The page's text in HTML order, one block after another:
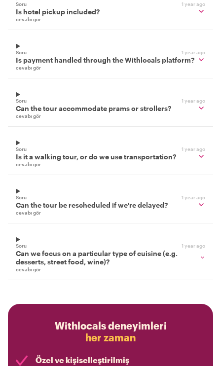
Soru 1 year ago
Is hotel pickup included?
cevabı gör
Soru 1 year ago
Is payment handled through the Withlocals platform?
cevabı gör
Soru 1 year ago
Can the tour accommodate prams or strollers?
cevabı gör
Soru 1 year ago
Is it a walking tour, or do we use transportation?
cevabı gör
Soru 1 year ago
Can the tour be rescheduled if we're delayed?
cevabı gör
Soru 1 year ago
Can we focus on a particular type of cuisine (e.g.
desserts, street food, wine)?
cevabı gör
Withlocals deneyimleri
her zaman
Özel ve kişiselleştirilmiş